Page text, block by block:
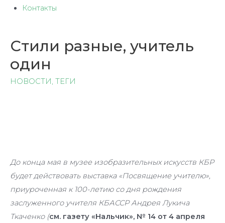
Контакты
Стили разные, учитель
один
НОВОСТИ, ТЕГИ
До конца мая в музее изобразительных искусств КБР
будет действовать выставка «Посвящение учителю»,
приуроченная к 100-летию со дня рождения
заслуженного учителя КБАССР Андрея Лукича
Ткаченко (см. газету «Нальчик», № 14 от 4 апреля